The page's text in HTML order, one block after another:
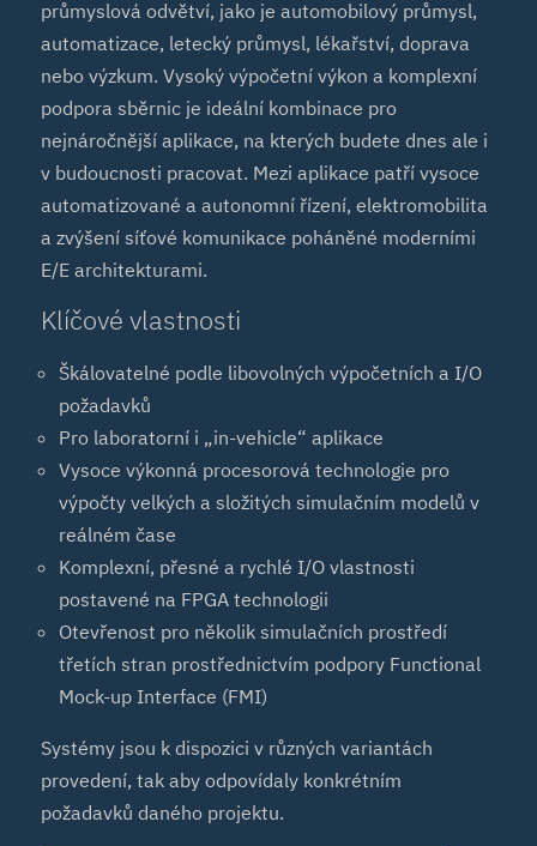
průmyslová odvětví, jako je automobilový průmysl,
automatizace, letecký průmysl, lékařství, doprava
nebo výzkum. Vysoký výpočetní výkon a komplexní
podpora sběrnic je ideální kombinace pro
nejnáročnější aplikace, na kterých budete dnes ale i
v budoucnosti pracovat. Mezi aplikace patří vysoce
automatizované a autonomní řízení, elektromobilita
a zvýšení síťové komunikace poháněné moderními
E/E architekturami.
Klíčové vlastnosti
Škálovatelné podle libovolných výpočetních a I/O
požadavků
Pro laboratorní i „in-vehicle“ aplikace
Vysoce výkonná procesorová technologie pro
výpočty velkých a složitých simulačním modelů v
reálném čase
Komplexní, přesné a rychlé I/O vlastnosti
postavené na FPGA technologii
Otevřenost pro několik simulačních prostředí
třetích stran prostřednictvím podpory Functional
Mock-up Interface (FMI)
Systémy jsou k dispozici v různých variantách
provedení, tak aby odpovídaly konkrétním
požadavků daného projektu.